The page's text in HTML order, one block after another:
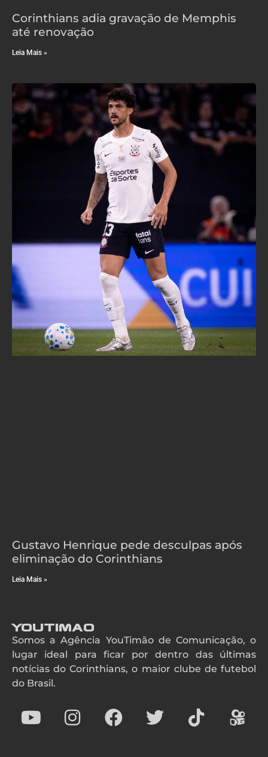
Corinthians adia gravação de Memphis
até renovação
Leia Mais »
Gustavo Henrique pede desculpas após
eliminação do Corinthians
Leia Mais »
YouTimao
Somos a Agência YouTimão de Comunicação, o
lugar ideal para ficar por dentro das últimas
notícias do Corinthians, o maior clube de futebol
do Brasil.